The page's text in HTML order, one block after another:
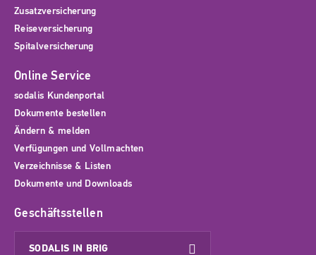
Zusatzversicherung
Reiseversicherung
Spitalversicherung
Online Service
sodalis Kundenportal
Dokumente bestellen
Ändern & melden
Verfügungen und Vollmachten
Verzeichnisse & Listen
Dokumente und Downloads
Geschäftsstellen
SODALIS IN BRIG